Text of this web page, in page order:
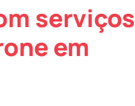
serviços
em